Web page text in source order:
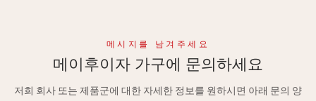
메시지를 남겨주세요
메이후이자 가구에 문의하세요
저희 회사 또는 제품군에 대한 자세한 정보를 원하시면 아래 문의 양